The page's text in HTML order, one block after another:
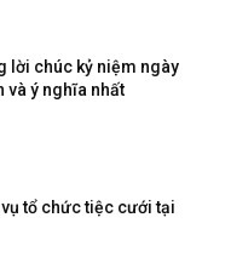
lời chúc kỷ niệm ngày
và ý nghĩa nhất
tổ chức tiệc cưới tại